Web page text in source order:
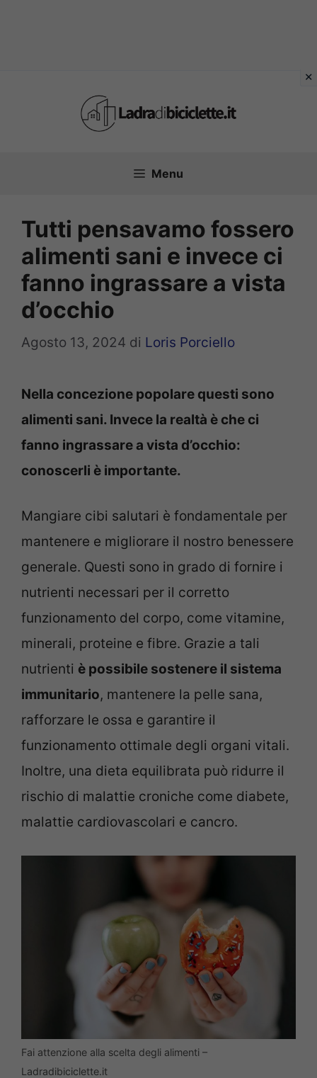
Menu
Tutti pensavamo fossero
alimenti sani e invece ci
fanno ingrassare a vista
d’occhio
Agosto 13, 2024 di Loris Porciello
Nella concezione popolare questi sono
alimenti sani. Invece la realtà è che ci
fanno ingrassare a vista d’occhio:
conoscerli è importante.
Mangiare cibi salutari è fondamentale per
mantenere e migliorare il nostro benessere
generale. Questi sono in grado di fornire i
nutrienti necessari per il corretto
funzionamento del corpo, come vitamine,
minerali, proteine e fibre. Grazie a tali
nutrienti è possibile sostenere il sistema
immunitario, mantenere la pelle sana,
rafforzare le ossa e garantire il
funzionamento ottimale degli organi vitali.
Inoltre, una dieta equilibrata può ridurre il
rischio di malattie croniche come diabete,
malattie cardiovascolari e cancro.
Fai attenzione alla scelta degli alimenti –
Ladradibiciclette.it